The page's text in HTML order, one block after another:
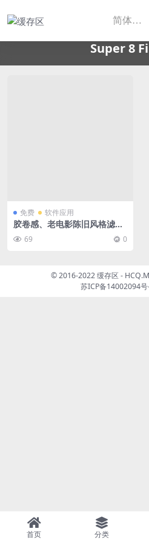
Super 8
免费 软件应用
胶卷感、老电影陈旧风格滤镜
软件Super 8 Film FX 免费下
载 69 0
© 2016-2022 缓存区 -
苏ICP备14002094号
首页 分类